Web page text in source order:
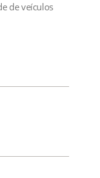
de veículos